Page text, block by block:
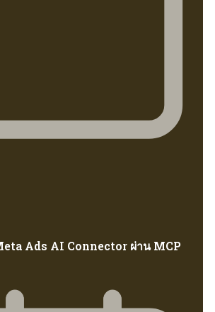
Ads AI Connector ผ่าน MCP